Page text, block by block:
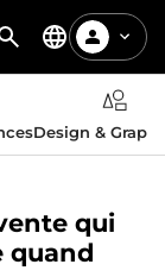
Design &
qui
quand